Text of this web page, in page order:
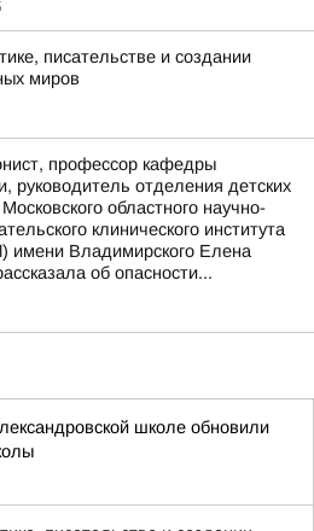
писательстве и создании
миров
профессор кафедры
руководитель отделения детских
областного научно-
клинического института
Владимирского Елена
об опасности...
школе обновили